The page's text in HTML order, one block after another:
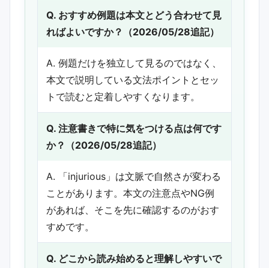
Q. おすすめ例題は本文とどう合わせて見
ればよいですか？（2026/05/28追記）
A. 例題だけを独立して見るのではなく、
本文で説明している文法ポイントとセッ
トで読むと定着しやすくなります。
Q. 注意書きで特に気をつける点は何です
か？（2026/05/28追記）
A. 「injurious」は文脈で自然さが変わる
ことがあります。本文の注意点やNG例
があれば、そこを先に確認するのがおす
すめです。
Q. どこから読み始めると理解しやすいで